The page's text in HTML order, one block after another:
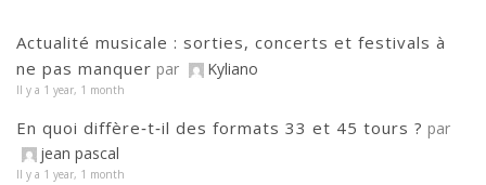
Actualité musicale : sorties, concerts et festivals à
ne pas manquer par Kyliano
Il y a 1 year, 1 month
En quoi diffère‑t‑il des formats 33 et 45 tours ? par
jean pascal
Il y a 1 year, 1 month